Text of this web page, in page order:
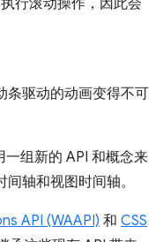
行滚动操作，因此会
条驱动的动画变得不可
一组新的 API 和概念来
轴和视图时间轴。
API (WAAPI) 和 CSS